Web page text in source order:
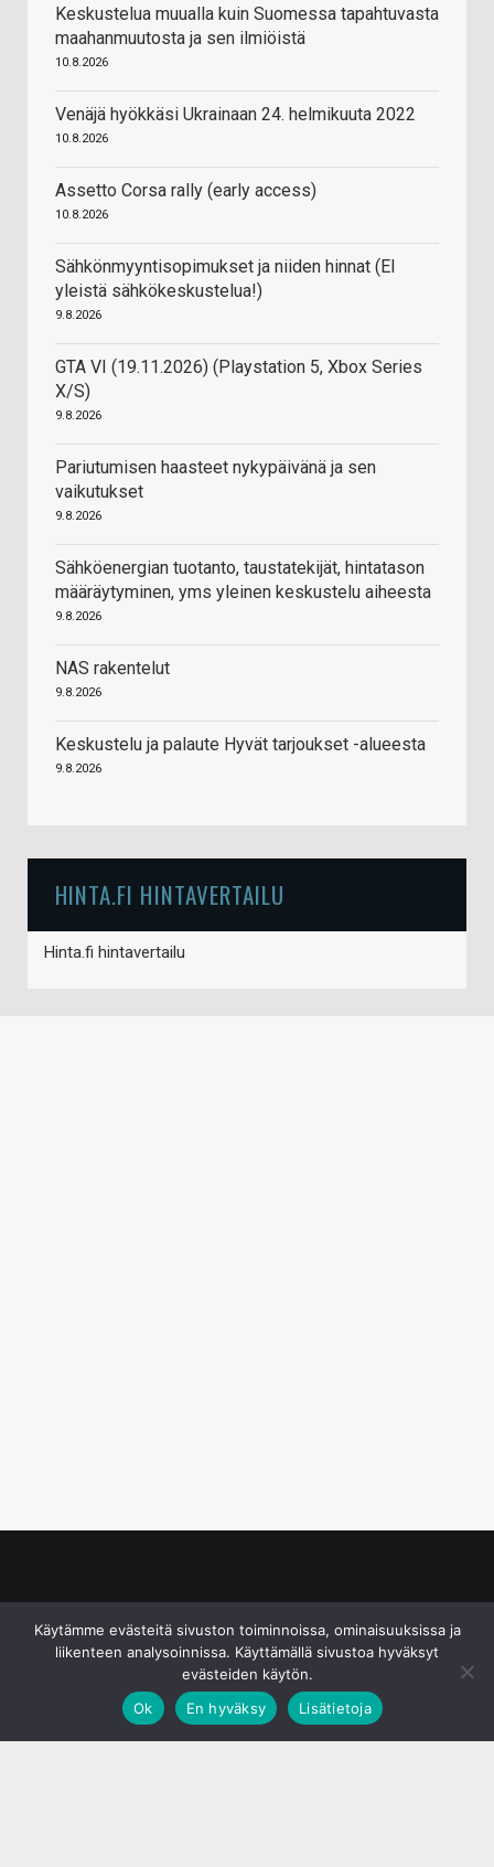
Keskustelua muualla kuin Suomessa tapahtuvasta
maahanmuutosta ja sen ilmiöistä
10.8.2026
Venäjä hyökkäsi Ukrainaan 24. helmikuuta 2022
10.8.2026
Assetto Corsa rally (early access)
10.8.2026
Sähkönmyyntisopimukset ja niiden hinnat (EI
yleistä sähkökeskustelua!)
9.8.2026
GTA VI (19.11.2026) (Playstation 5, Xbox Series
X/S)
9.8.2026
Pariutumisen haasteet nykypäivänä ja sen
vaikutukset
9.8.2026
Sähköenergian tuotanto, taustatekijät, hintatason
määräytyminen, yms yleinen keskustelu aiheesta
9.8.2026
NAS rakentelut
9.8.2026
Keskustelu ja palaute Hyvät tarjoukset -alueesta
9.8.2026
HINTA.FI HINTAVERTAILU
Hinta.fi hintavertailu
Käytämme evästeitä sivuston toiminnoissa, ominaisuuksissa ja
liikenteen analysoinnissa. Käyttämällä sivustoa hyväksyt
evästeiden käytön.
Ok
En hyväksy Lisätietoja